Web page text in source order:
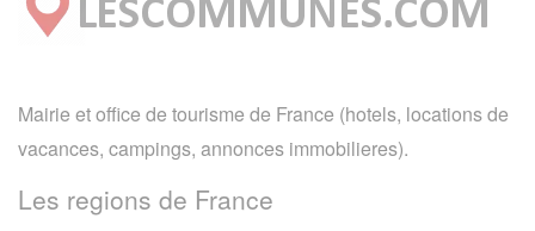
Mairie et office de tourisme de France (hotels, locations de
vacances, campings, annonces immobilieres).
Les regions de France